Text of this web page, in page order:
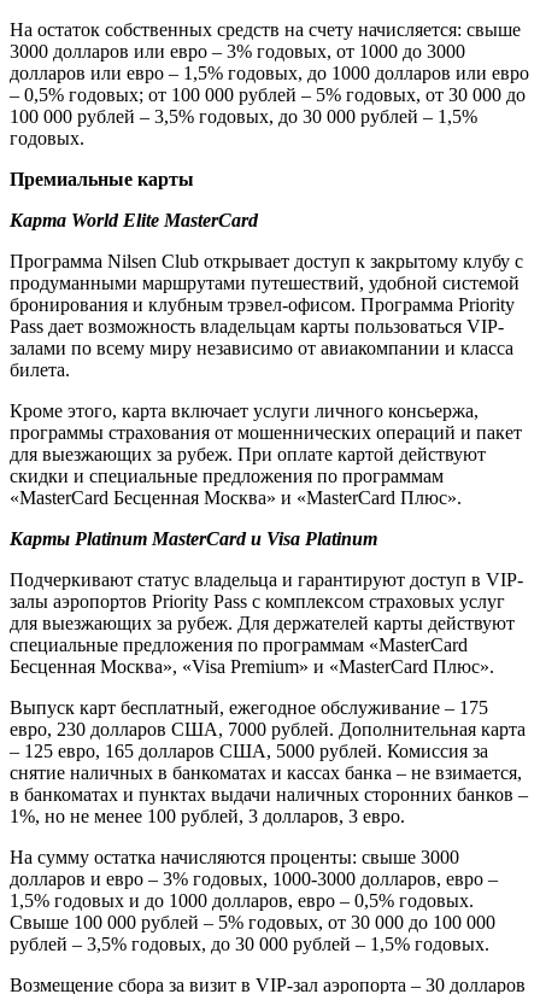
На остаток собственных средств на счету начисляется: свыше
3000 долларов или евро – 3% годовых, от 1000 до 3000
долларов или евро – 1,5% годовых, до 1000 долларов или евро
– 0,5% годовых; от 100 000 рублей – 5% годовых, от 30 000 до
100 000 рублей – 3,5% годовых, до 30 000 рублей – 1,5%
годовых.
Премиальные карты
Карта World Elite MasterСard
Программа Nilsen Club открывает доступ к закрытому клубу с
продуманными маршрутами путешествий, удобной системой
бронирования и клубным трэвел-офисом. Программа Priority
Pass дает возможность владельцам карты пользоваться VIP-
залами по всему миру независимо от авиакомпании и класса
билета.
Кроме этого, карта включает услуги личного консьержа,
программы страхования от мошеннических операций и пакет
для выезжающих за рубеж. При оплате картой действуют
скидки и специальные предложения по программам
«MasterCard Бесценная Москва» и «MasterCard Плюс».
Карты Platinum MasterCard и Visa Platinum
Подчеркивают статус владельца и гарантируют доступ в VIP-
залы аэропортов Priority Pass с комплексом страховых услуг
для выезжающих за рубеж. Для держателей карты действуют
специальные предложения по программам «MasterCard
Бесценная Москва», «Visa Premium» и «MasterCard Плюс».
Выпуск карт бесплатный, ежегодное обслуживание – 175
евро, 230 долларов США, 7000 рублей. Дополнительная карта
– 125 евро, 165 долларов США, 5000 рублей. Комиссия за
снятие наличных в банкоматах и кассах банка – не взимается,
в банкоматах и пунктах выдачи наличных сторонних банков –
1%, но не менее 100 рублей, 3 долларов, 3 евро.
На сумму остатка начисляются проценты: свыше 3000
долларов и евро – 3% годовых, 1000-3000 долларов, евро –
1,5% годовых и до 1000 долларов, евро – 0,5% годовых.
Свыше 100 000 рублей – 5% годовых, от 30 000 до 100 000
рублей – 3,5% годовых, до 30 000 рублей – 1,5% годовых.
Возмещение сбора за визит в VIP-зал аэропорта – 30 долларов